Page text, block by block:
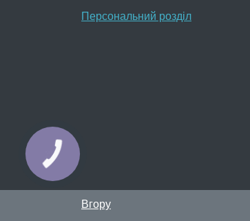
Персональний розділ
Вгору
КНОПКА
ЗВ'ЯЗКУ